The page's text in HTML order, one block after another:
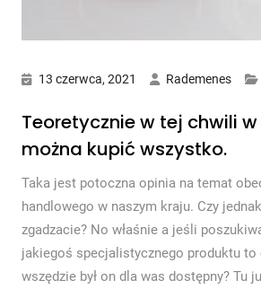
13 czerwca, 2021 Rademenes
Teoretycznie w tej chwili
można kupić wszystko.
Taka jest potoczna opinia na temat
handlowego w naszym kraju. Czy
zgadzacie? No właśnie a jeśli
jakiegoś specjalistycznego produktu to
wszędzie był on dla was dostępny? Tu